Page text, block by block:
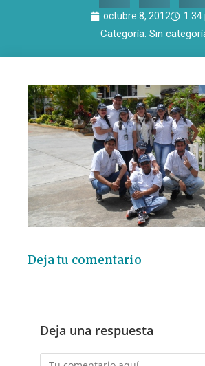
octubre 8, 2012 1:34
Categoría: Sin
Deja tu comentario
Deja una respuesta